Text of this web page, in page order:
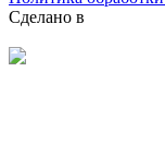
Сделано в